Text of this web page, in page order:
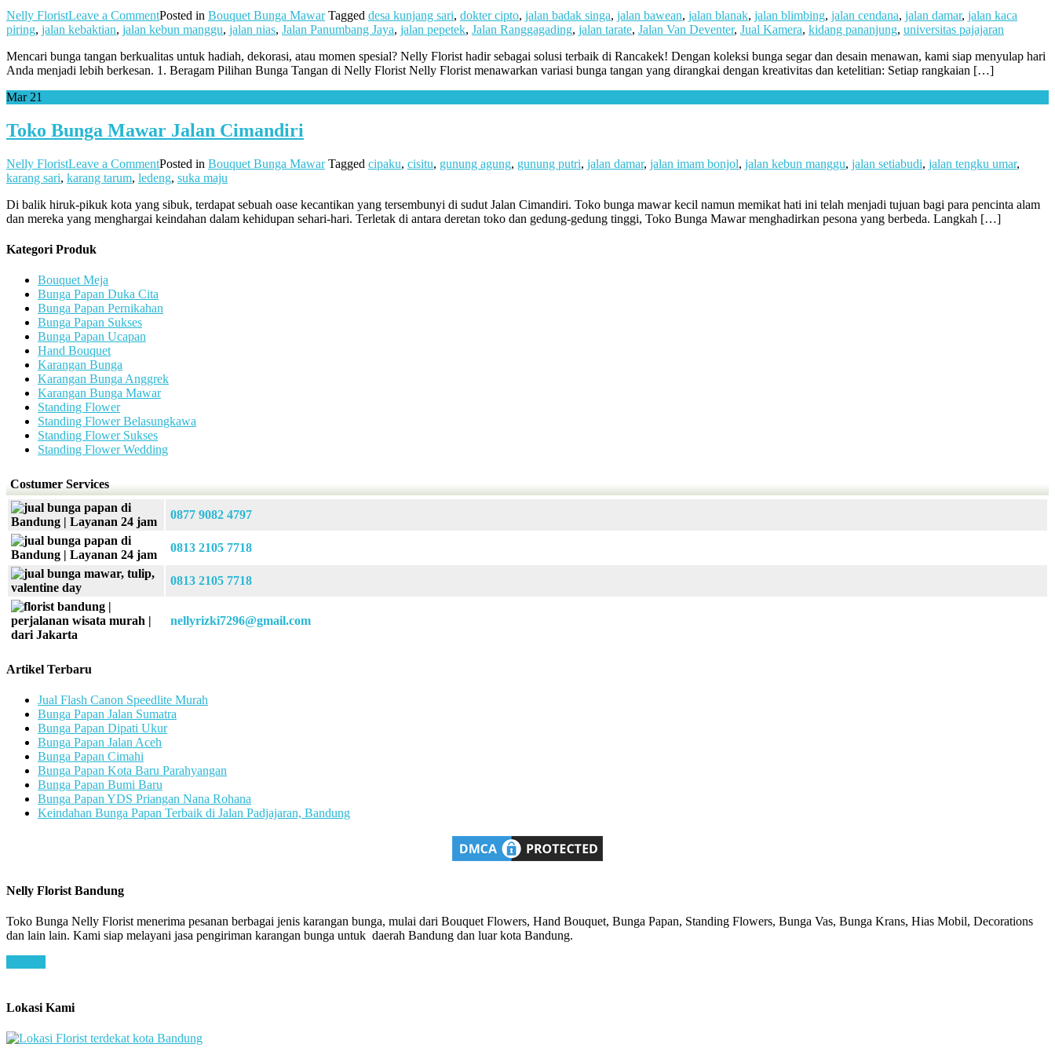
Nelly FloristLeave a Commenton
Toko
Tangan
Terbaik
Layanan
Terpercaya
Posted in Bouquet Bunga Mawar Tagged desa kunjang sari, dokter cipto, jalan badak singa, jalan bawean, jalan blanak, jalan blimbing, jalan cendana, jalan damar, jalan kaca
piring, jalan kebaktian, jalan kebun manggu, jalan nias, Jalan Panumbang Jaya, jalan pepetek, Jalan Ranggagading, jalan tarate, Jalan Van Deventer, Jual Kamera, kidang pananjung, universitas pajajaran
Mencari bunga tangan berkualitas untuk hadiah, dekorasi, atau momen spesial? Nelly Florist hadir sebagai solusi terbaik di Rancakek! Dengan koleksi bunga segar dan desain menawan, kami siap menyulap hari
Anda menjadi lebih berkesan. 1. Beragam Pilihan Bunga Tangan di Nelly Florist Nelly Florist menawarkan variasi bunga tangan yang dirangkai dengan kreativitas dan ketelitian: Setiap rangkaian […]
Mar 21
Toko Bunga Mawar Jalan Cimandiri
Nelly FloristLeave a Commenton
Toko
Mawar
Jalan
Posted in Bouquet Bunga Mawar Tagged cipaku, cisitu, gunung agung, gunung putri, jalan damar, jalan imam bonjol, jalan kebun manggu, jalan setiabudi, jalan tengku umar,
karang sari, karang tarum, ledeng, suka maju
Di balik hiruk-pikuk kota yang sibuk, terdapat sebuah oase kecantikan yang tersembunyi di sudut Jalan Cimandiri. Toko bunga mawar kecil namun memikat hati ini telah menjadi tujuan bagi para pencinta alam
dan mereka yang menghargai keindahan dalam kehidupan sehari-hari. Terletak di antara deretan toko dan gedung-gedung tinggi, Toko Bunga Mawar menghadirkan pesona yang berbeda. Langkah […]
Kategori Produk
Bouquet Meja
Bunga Papan Duka Cita
Bunga Papan Pernikahan
Bunga Papan Sukses
Bunga Papan Ucapan
Hand Bouquet
Karangan Bunga
Karangan Bunga Anggrek
Karangan Bunga Mawar
Standing Flower
Standing Flower Belasungkawa
Standing Flower Sukses
Standing Flower Wedding
Costumer Services
0877 9082 4797
0813 2105 7718
0813 2105 7718
nellyrizki7296@gmail.com
Artikel Terbaru
Jual Flash Canon Speedlite Murah
Bunga Papan Jalan Sumatra
Bunga Papan Dipati Ukur
Bunga Papan Jalan Aceh
Bunga Papan Cimahi
Bunga Papan Kota Baru Parahyangan
Bunga Papan Bumi Baru
Bunga Papan YDS Priangan Nana Rohana
Keindahan Bunga Papan Terbaik di Jalan Padjajaran, Bandung
Nelly Florist Bandung
Toko Bunga Nelly Florist menerima pesanan berbagai jenis karangan bunga, mulai dari Bouquet Flowers, Hand Bouquet, Bunga Papan, Standing Flowers, Bunga Vas, Bunga Krans, Hias Mobil, Decorations
dan lain lain. Kami siap melayani jasa pengiriman karangan bunga untuk daerah Bandung dan luar kota Bandung.
Lokasi Kami